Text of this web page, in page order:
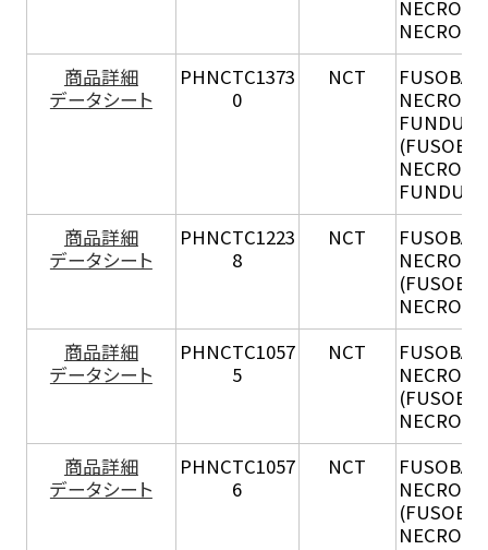
商品詳細
データシート
PHNCTC1373
0
NCT
商品詳細
データシート
PHNCTC1223
8
NCT
商品詳細
データシート
PHNCTC1057
5
NCT
商品詳細
データシート
PHNCTC1057
6
NCT